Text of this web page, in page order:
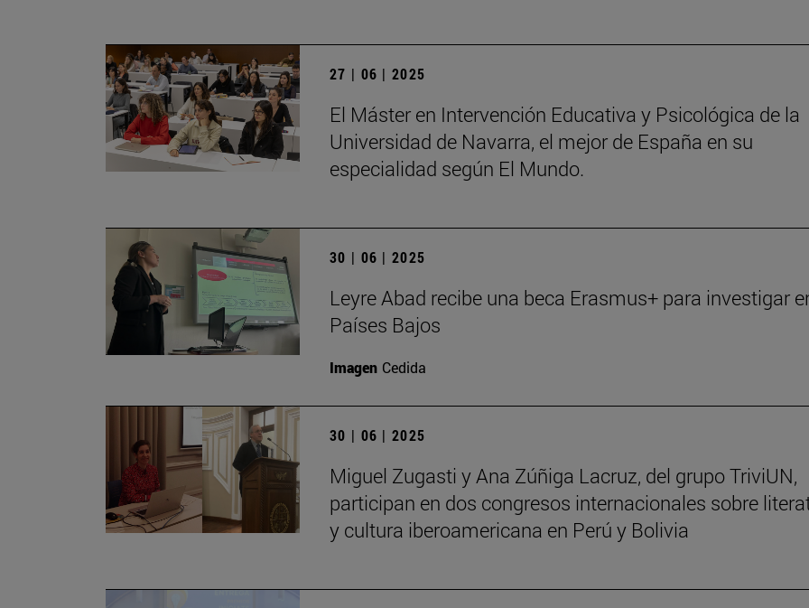
27 | 06 | 2025
El Máster en Intervención Educativa y Psicológica de la
Universidad de Navarra, el mejor de España en su
especialidad según El Mundo.
30 | 06 | 2025
Leyre Abad recibe una beca Erasmus+ para investigar
Países Bajos
Imagen Cedida
30 | 06 | 2025
Miguel Zugasti y Ana Zúñiga Lacruz, del grupo TriviUN,
participan en dos congresos internacionales sobre
y cultura iberoamericana en Perú y Bolivia